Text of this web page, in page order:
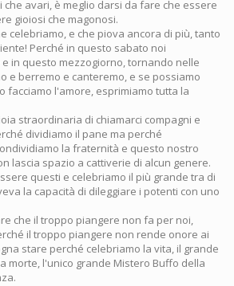
avari, è meglio darsi da fare che essere
gioiosi che magonosi.
celebriamo, e che piova ancora di più, tanto
Perché in questo sabato noi
in questo mezzogiorno, tornando nelle
e berremo e canteremo, e se possiamo
facciamo l'amore, esprimiamo tutta la
straordinaria di chiamarci compagni e
dividiamo il pane ma perché
la fraternità e questo nostro
lascia spazio a cattiverie di alcun genere.
questi e celebriamo il più grande tra di
la capacità di dileggiare i potenti con uno
che il troppo piangere non fa per noi,
il troppo piangere non rende onore ai
stare perché celebriamo la vita, il grande
morte, l'unico grande Mistero Buffo della